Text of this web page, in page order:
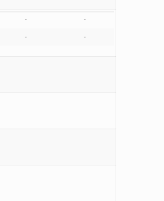
- -
- -